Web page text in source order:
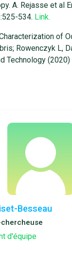
A. Rejasse et al
534. Link.
of
Rowenczyk L,
Technology
Besseau
d'équipe